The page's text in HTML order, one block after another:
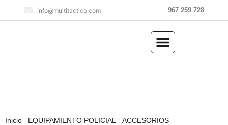
info@multitactico.com 967 259 728
Inicio EQUIPAMIENTO POLICIAL
ACCESORIOS